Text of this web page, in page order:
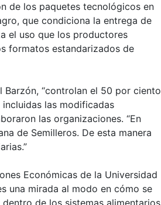
de los paquetes tecnológicos en
que condiciona la entrega de
el uso que los productores
formatos estandarizados de
Barzón, “controlan el 50 por ciento
las modificadas
las organizaciones. “En
de Semilleros. De esta manera
Económicas de la Universidad
una mirada al modo en cómo se
de los sistemas alimentarios